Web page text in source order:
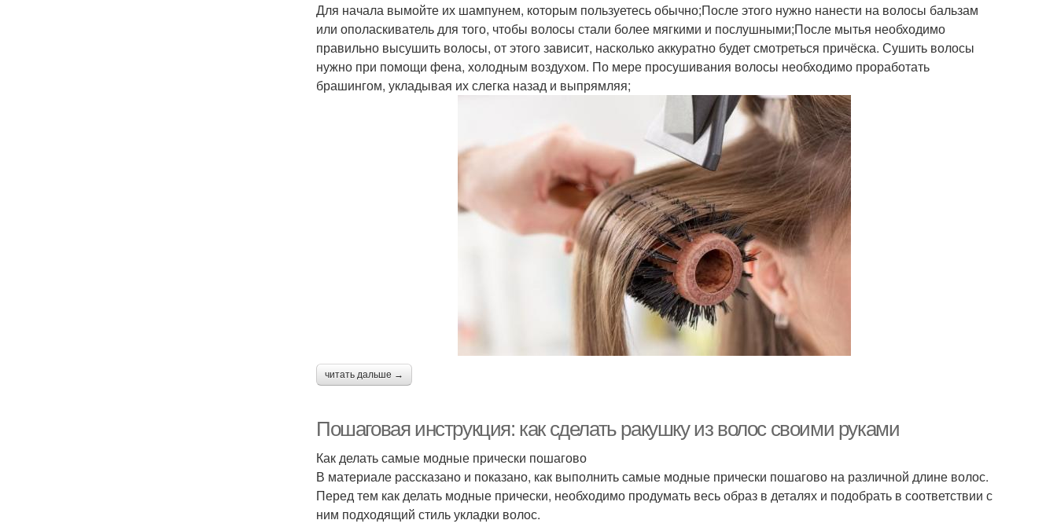
Для начала вымойте их шампунем, которым пользуетесь обычно;После этого нужно нанести на волосы бальзам
или ополаскиватель для того, чтобы волосы стали более мягкими и послушными;После мытья необходимо
правильно высушить волосы, от этого зависит, насколько аккуратно будет смотреться причёска. Сушить волосы
нужно при помощи фена, холодным воздухом. По мере просушивания волосы необходимо проработать
брашингом, укладывая их слегка назад и выпрямляя;
читать дальше →
Пошаговая инструкция: как сделать ракушку из волос своими руками
Как делать самые модные прически пошагово
В материале рассказано и показано, как выполнить самые модные прически пошагово на различной длине волос.
Перед тем как делать модные прически, необходимо продумать весь образ в деталях и подобрать в соответствии с
ним подходящий стиль укладки волос.